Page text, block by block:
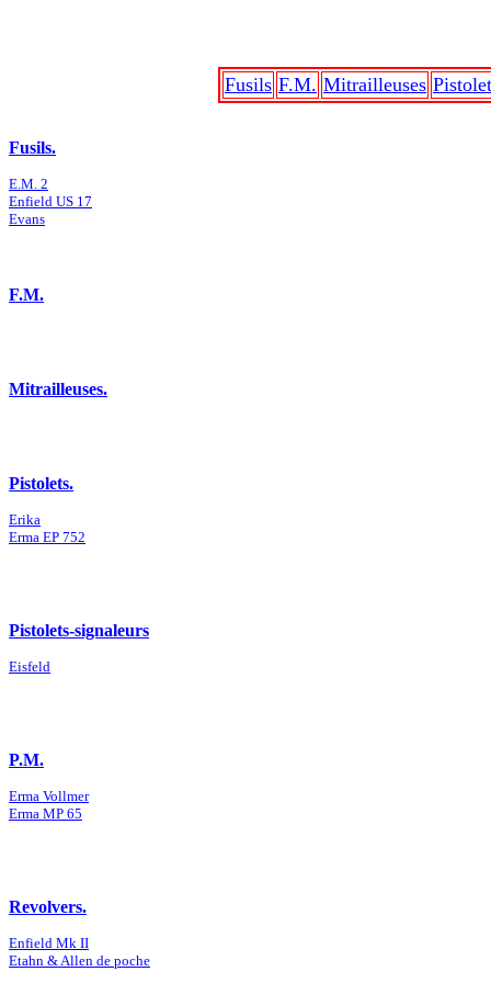
Fusils F.M. Mitrailleuses
Fusils.
E.M. 2
Enfield US 17
Evans
F.M.
Mitrailleuses.
Pistolets.
Erika
Erma EP 752
Pistolets-signaleurs
Eisfeld
P.M.
Erma Vollmer
Erma MP 65
Revolvers.
Enfield Mk II
Etahn & Allen de poche